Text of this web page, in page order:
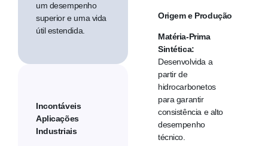
um desempenho
superior e uma vida
útil estendida.
Incontáveis
Aplicações
Industriais
Origem e Produção
Matéria-Prima
Sintética:
Desenvolvida a
partir de
hidrocarbonetos
para garantir
consistência e alto
desempenho
técnico.